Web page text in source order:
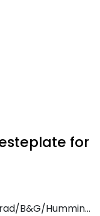
for
B&G/Humminbird